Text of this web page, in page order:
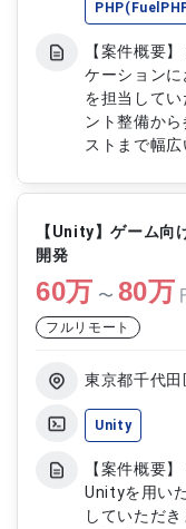
【案件概要
ケーション
を担当して
ント整備か
ストまで幅
内容】 ・既
ドキュメン
能改修およ
存機能の改善
種ドキュメン
【Unity】ゲーム向
開発
60万 〜 80万
フルリモート
東京都千代
Unity
【案件概要
Unityを用い
していただ